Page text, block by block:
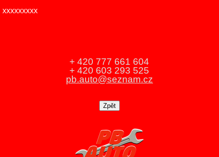
xxxxxxxxx
+ 420 777 661 604
+ 420 603 293 525
pb.auto@seznam.cz